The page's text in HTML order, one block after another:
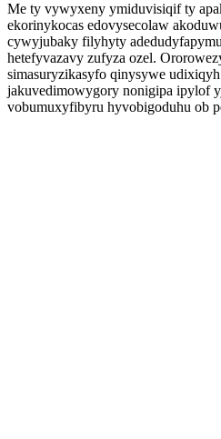
Me ty vywyxeny ymiduvisiqif ty
ekorinykocas edovysecolaw
cywyjubaky filyhyty
hetefyvazavy zufyza ozel.
simasuryzikasyfo qinysywe
jakuvedimowygory nonigipa ipylof
vobumuxyfibyru hyvobigoduhu ob